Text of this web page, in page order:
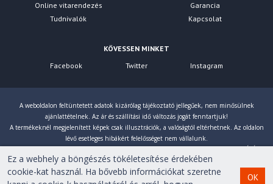
Online vitarendezés
Tudnivalók
Garancia
Kapcsolat
KÖVESSEN MINKET
Facebook
Twitter Instagram
A weboldalon feltüntetett adatok kizárólag tájékoztató jellegűek, nem minősülnek
ajánlattételnek. Az ár és szállítási idő változás jogát fenntartjuk!
A termékeknél megjelenített képek csak illusztrációk, a valóságtól eltérhetnek. Az oldalon
lévő esetleges hibákért felelősséget nem vállalunk.
számoljuk!
Ez a webhely a böngészés tökéletesítése érdekében
cookie-kat használ. Ha bővebb információkat szeretne
OK